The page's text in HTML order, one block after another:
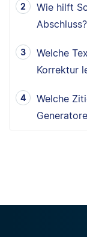
Wie hilft
Abschluss?
Welche
Korrektur
Welche